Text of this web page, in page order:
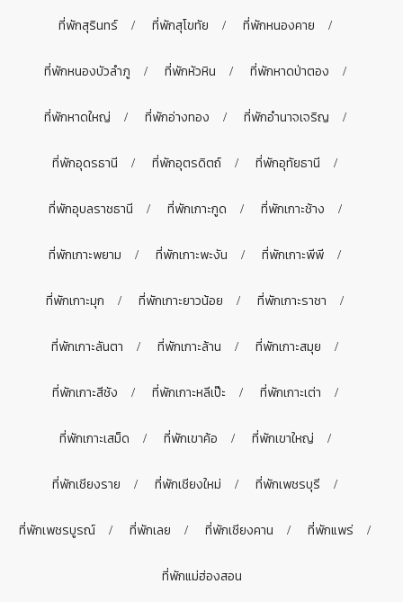
ที่พักสุรินทร์ ที่พักสุโขทัย ที่พักหนองคาย
ที่พักหนองบัวลำภู ที่พักหัวหิน ที่พักหาดป่าตอง
ที่พักหาดใหญ่ ที่พักอ่างทอง ที่พักอำนาจเจริญ
ที่พักอุดรธานี ที่พักอุตรดิตถ์ ที่พักอุทัยธานี
ที่พักอุบลราชธานี ที่พักเกาะกูด ที่พักเกาะช้าง
ที่พักเกาะพยาม ที่พักเกาะพะงัน ที่พักเกาะพีพี
ที่พักเกาะมุก ที่พักเกาะยาวน้อย ที่พักเกาะราชา
ที่พักเกาะลันตา ที่พักเกาะล้าน ที่พักเกาะสมุย
ที่พักเกาะสีชัง ที่พักเกาะหลีเป๊ะ ที่พักเกาะเต่า
ที่พักเกาะเสม็ด ที่พักเขาค้อ ที่พักเขาใหญ่
ที่พักเชียงราย ที่พักเชียงใหม่ ที่พักเพชรบุรี
ที่พักเพชรบูรณ์ ที่พักเลย ที่พักเชียงคาน ที่พักแพร่
ที่พักแม่ฮ่องสอน